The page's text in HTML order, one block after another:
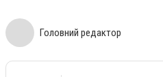
Головний редактор